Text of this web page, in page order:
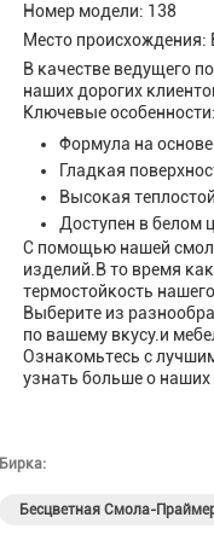
Номер модели: 138
Место происхождения:
В качестве ведущего
наших дорогих
Ключевые особенности:
Формула на
Гладкая
Высокая
Доступен в белом
С помощью нашей
изделий.В то время
термостойкость
Выберите из
по вашему вкусу.и
Ознакомьтесь с
узнать больше о
Бирка:
Бесцветная Смола-